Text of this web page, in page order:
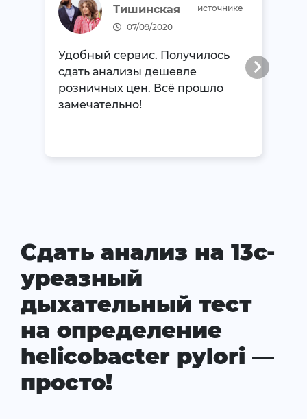
Тишинская
07/09/2020
источнике
Удобный сервис. Получилось
сдать анализы дешевле
розничных цен. Всё прошло
замечательно!
Сдать анализ на 13с-
уреазный
дыхательный тест
на определение
helicobacter pylori —
просто!